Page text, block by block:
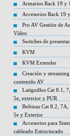
Armarios Rack 19 y
Accesorios Rack 19
Pro AV Gestión de
Vídeo
Switches de
KVM
KVM Extender
Creación y
contenido AV
Latiguillos Cat 8.1,
5e, extrerior y PUR
Bobinas Cat 8.2,
5e y Exterior
Accesorios para
cableado Estructurado